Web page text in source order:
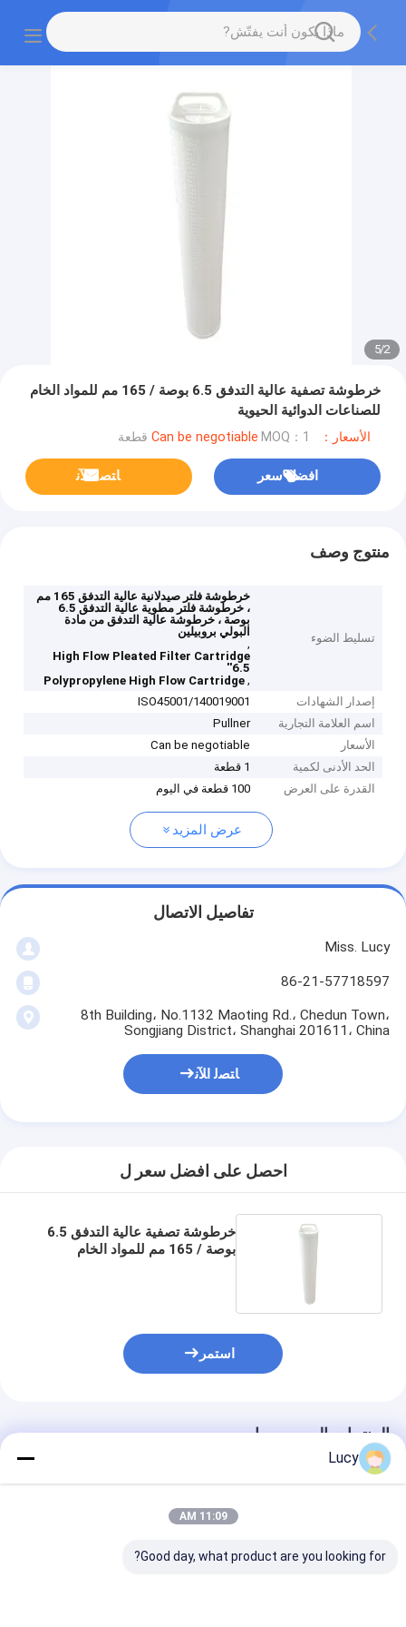
2
/
5
خرطوشة تصفية عالية التدفق 6.5 بوصة / 165 مم للمواد الخام
للصناعات الدوائية الحيوية
الأسعار：Can be negotiable MOQ：1 قطعة
افضل سعر ﺎﺘﺼﻟ ﺍﻶﻧ
منتوج وصف
تسليط الضوء
خرطوشة فلتر صيدلانية عالية التدفق 165 مم
، خرطوشة فلتر مطوية عالية التدفق 6.5
بوصة ، خرطوشة عالية التدفق من مادة
البولي بروبيلين
,
High Flow Pleated Filter Cartridge
6.5''
,
Polypropylene High Flow Cartridge
إصدار الشهادات
ISO45001/140019001
اسم العلامة التجارية
Pullner
الأسعار
Can be negotiable
الحد الأدنى لكمية
1 قطعة
القدرة على العرض
100 قطعة في اليوم
عرض المزيد
تفاصيل الاتصال
Miss. Lucy
86-21-57718597
8th Building، No.1132 Maoting Rd.، Chedun Town،
Songjiang District، Shanghai 201611، China
ﺎﺘﺼﻟ ﺍﻶﻧ
احصل على افضل سعر ل
خرطوشة تصفية عالية التدفق 6.5
بوصة / 165 مم للمواد الخام
استمر
المنتجات الموصى بها
Lucy
11:09 AM
Good day, what product are you looking for?